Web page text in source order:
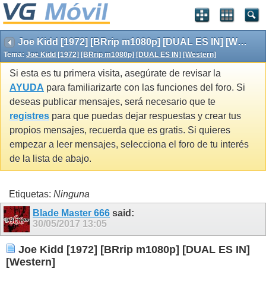
Joe Kidd [1972] [BRrip m1080p] [DUAL ES IN] [Western]
Tema: Joe Kidd [1972] [BRrip m1080p] [DUAL ES IN] [Western]
Si esta es tu primera visita, asegúrate de revisar la
AYUDA para familiarizarte con las funciones del foro. Si
deseas publicar mensajes, será necesario que te
registres para que puedas dejar respuestas y crear tus
propios mensajes, recuerda que es gratis. Si quieres
empezar a leer mensajes, selecciona el foro de tu interés
de la lista de abajo.
Etiquetas: Ninguna
Blade Master 666 said:
30/05/2017 13:05
Joe Kidd [1972] [BRrip m1080p] [DUAL ES IN]
[Western]